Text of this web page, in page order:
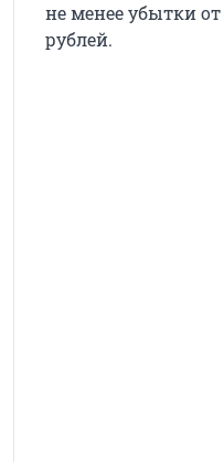
не менее убытки
рублей.